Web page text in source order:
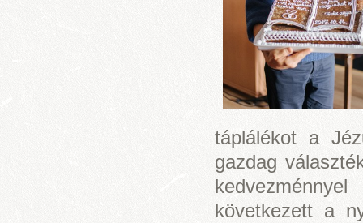
táplálékot a
gazdag
következett a